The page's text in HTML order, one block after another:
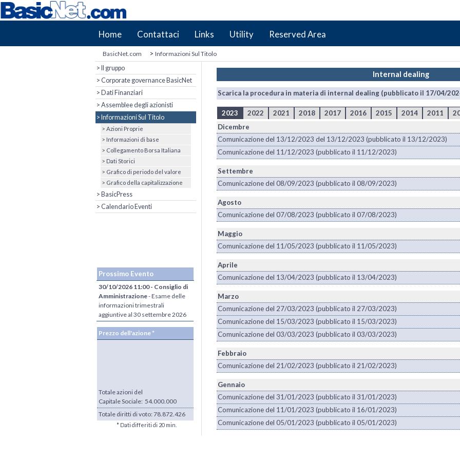
Home Contattaci Links Utility Reserved Area
BasicNet.com > Informazioni Sul Titolo
Internal dealing
Scarica la procedura in materia di internal dealing (pubblicato il 17/04/
2023 2022 2021 2018 2017 2016 2015 2014 2011
Dicembre
Comunicazione del 13/12/2023 del 13/12/2023 (pubblicato il 13/12/2023)
Comunicazione del 11/12/2023 (pubblicato il 11/12/2023)
Settembre
Comunicazione del 08/09/2023 (pubblicato il 08/09/2023)
Agosto
Comunicazione del 07/08/2023 (pubblicato il 07/08/2023)
Maggio
Comunicazione del 11/05/2023 (pubblicato il 11/05/2023)
Aprile
Comunicazione del 13/04/2023 (pubblicato il 13/04/2023)
Marzo
Comunicazione del 27/03/2023 (pubblicato il 27/03/2023)
Comunicazione del 15/03/2023 (pubblicato il 15/03/2023)
Comunicazione del 03/03/2023 (pubblicato il 03/03/2023)
Febbraio
Comunicazione del 21/02/2023 (pubblicato il 21/02/2023)
Gennaio
Comunicazione del 31/01/2023 (pubblicato il 31/01/2023)
Comunicazione del 11/01/2023 (pubblicato il 16/01/2023)
Comunicazione del 05/01/2023 (pubblicato il 05/01/2023)
> Il gruppo
> Corporate governance BasicNet
> Dati Finanziari
> Assemblee degli azionisti
> Informazioni Sul Titolo
> Azioni Proprie
> Informazioni di base
> Collegamento Borsa Italiana
> Dati Storici
> Grafico di periodo del valore
> Grafico della capitalizzazione
> BasicPress
> Calendario Eventi
Prossimo Evento
30/10/2026 11:00 - Consiglio di
Amministrazione- Esame delle
informazioni trimestrali
aggiuntive al 30 settembre 2026
Prezzo dell'azione *
Totale azioni del
Capitale Sociale: 54.000.000
Totale diritti di voto:78.872.426
* Dati differiti di 20 min.